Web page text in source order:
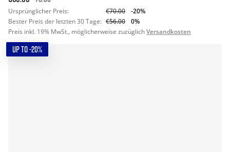
Ursprünglicher Preis: €70.00
-20%
Bester Preis der letzten 30 Tage: €56.00
0%
Preis inkl. 19% MwSt., möglicherweise zuzüglichVersandkosten
UP TO -20%